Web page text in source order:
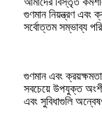
গুণমান নিয়ন্ত্রণ এবং
সর্বোত্তম সম্ভাব্য
গুণমান এবং
সবচেয়ে উপযুক্ত
এবং সুবিধাগুলি